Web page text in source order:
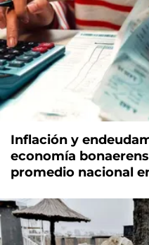
Inflación y
economía
promedio nacional